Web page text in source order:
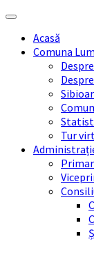
Skip
content
Skip
sidebar
Skip
right
sidebar
Skip
footerAcasă
Comuna
Tur
Primar